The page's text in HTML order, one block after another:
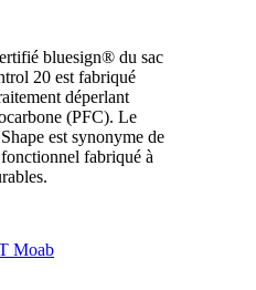
bluesign® du sac
20 est fabriqué
déperlant
(PFC). Le
est synonyme de
fabriqué à
Moab